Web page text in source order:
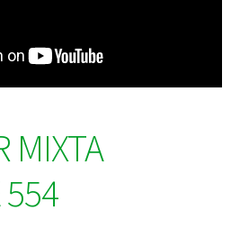
MIXTA
554